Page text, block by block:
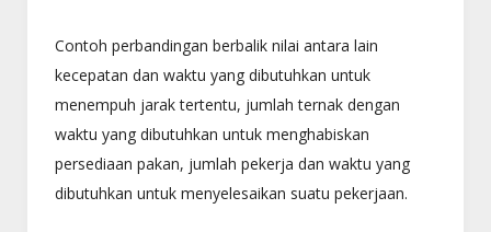
Contoh perbandingan berbalik nilai antara lain
kecepatan dan waktu yang dibutuhkan untuk
menempuh jarak tertentu, jumlah ternak dengan
waktu yang dibutuhkan untuk menghabiskan
persediaan pakan, jumlah pekerja dan waktu yang
dibutuhkan untuk menyelesaikan suatu pekerjaan.